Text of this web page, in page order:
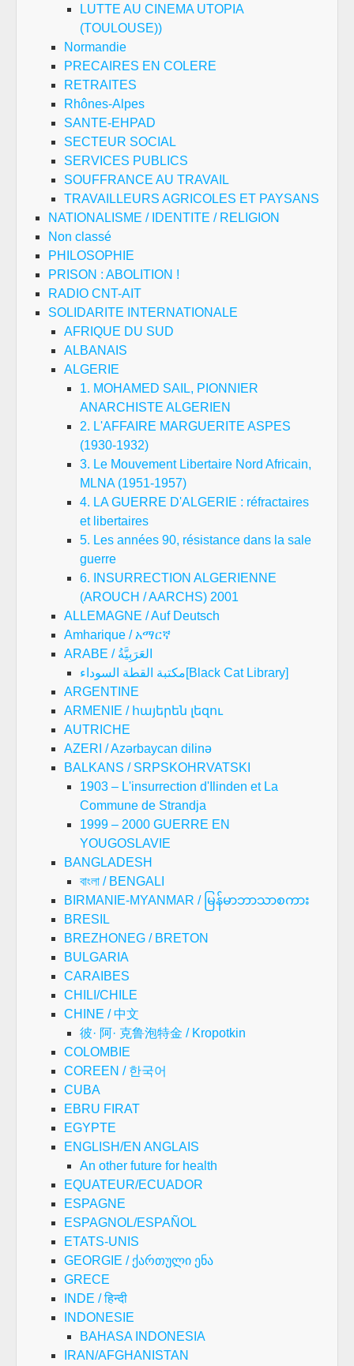
LUTTE AU CINEMA UTOPIA
(TOULOUSE))
Normandie
PRECAIRES EN COLERE
RETRAITES
Rhônes-Alpes
SANTE-EHPAD
SECTEUR SOCIAL
SERVICES PUBLICS
SOUFFRANCE AU TRAVAIL
TRAVAILLEURS AGRICOLES ET PAYSANS
NATIONALISME / IDENTITE / RELIGION
Non classé
PHILOSOPHIE
PRISON : ABOLITION !
RADIO CNT-AIT
SOLIDARITE INTERNATIONALE
AFRIQUE DU SUD
ALBANAIS
ALGERIE
1. MOHAMED SAIL, PIONNIER
ANARCHISTE ALGERIEN
2. L'AFFAIRE MARGUERITE ASPES
(1930-1932)
3. Le Mouvement Libertaire Nord Africain,
MLNA (1951-1957)
4. LA GUERRE D'ALGERIE : réfractaires
et libertaires
5. Les années 90, résistance dans la sale
guerre
6. INSURRECTION ALGERIENNE
(AROUCH / AARCHS) 2001
ALLEMAGNE / Auf Deutsch
Amharique / አማርኛ
ARABE / العَرَبِيَّةُ
مكتبة القطة السوداء[Black Cat Library]
ARGENTINE
ARMENIE / հայերեն լեզու
AUTRICHE
AZERI / Azərbaycan dilinə
BALKANS / SRPSKOHRVATSKI
1903 – L'insurrection d'Ilinden et La
Commune de Strandja
1999 – 2000 GUERRE EN
YOUGOSLAVIE
BANGLADESH
বাংলা / BENGALI
BIRMANIE-MYANMAR / မြန်မာဘာသာစကား
BRESIL
BREZHONEG / BRETON
BULGARIA
CARAIBES
CHILI/CHILE
CHINE / 中文
彼· 阿· 克鲁泡特金 / Kropotkin
COLOMBIE
COREEN / 한국어
CUBA
EBRU FIRAT
EGYPTE
ENGLISH/EN ANGLAIS
An other future for health
EQUATEUR/ECUADOR
ESPAGNE
ESPAGNOL/ESPAÑOL
ETATS-UNIS
GEORGIE / ქართული ენა
GRECE
INDE / हिन्दी
INDONESIE
BAHASA INDONESIA
IRAN/AFGHANISTAN